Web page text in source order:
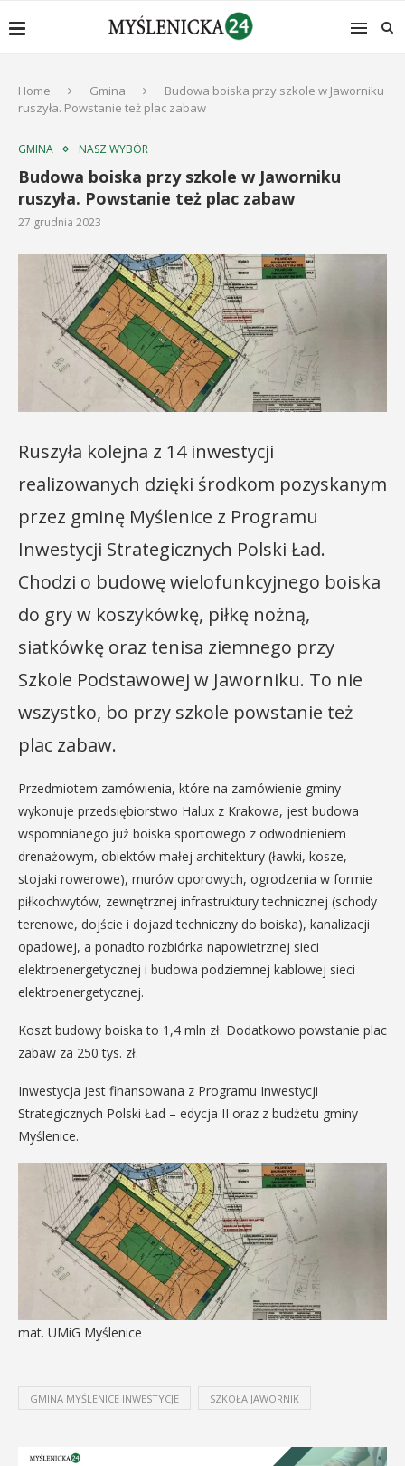
Home Gmina
Budowa boiska przy szkole w Jaworniku
ruszyła. Powstanie też plac zabaw
GMINA NASZ WYBÓR
Budowa boiska przy szkole w Jaworniku
ruszyła. Powstanie też plac zabaw
27 grudnia 2023
Ruszyła kolejna z 14 inwestycji
realizowanych dzięki środkom pozyskanym
przez gminę Myślenice z Programu
Inwestycji Strategicznych Polski Ład.
Chodzi o budowę wielofunkcyjnego boiska
do gry w koszykówkę, piłkę nożną,
siatkówkę oraz tenisa ziemnego przy
Szkole Podstawowej w Jaworniku. To nie
wszystko, bo przy szkole powstanie też
plac zabaw.
Przedmiotem zamówienia, które na zamówienie gminy
wykonuje przedsiębiorstwo Halux z Krakowa, jest budowa
wspomnianego już boiska sportowego z odwodnieniem
drenażowym, obiektów małej architektury (ławki, kosze,
stojaki rowerowe), murów oporowych, ogrodzenia w formie
piłkochwytów, zewnętrznej infrastruktury technicznej (schody
terenowe, dojście i dojazd techniczny do boiska), kanalizacji
opadowej, a ponadto rozbiórka napowietrznej sieci
elektroenergetycznej i budowa podziemnej kablowej sieci
elektroenergetycznej.
Koszt budowy boiska to 1,4 mln zł. Dodatkowo powstanie plac
zabaw za 250 tys. zł.
Inwestycja jest finansowana z Programu Inwestycji
Strategicznych Polski Ład – edycja II oraz z budżetu gminy
Myślenice.
mat. UMiG Myślenice
GMINA MYŚLENICE INWESTYCJE SZKOŁA JAWORNIK